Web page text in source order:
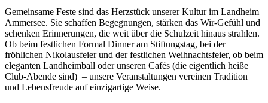
Gemeinsame Feste sind das Herzstück unserer Kultur im Landheim
Ammersee. Sie schaffen Begegnungen, stärken das Wir-Gefühl und
schenken Erinnerungen, die weit über die Schulzeit hinaus strahlen.
Ob beim festlichen Formal Dinner am Stiftungstag, bei der
fröhlichen Nikolausfeier und der festlichen Weihnachtsfeier, ob beim
eleganten Landheimball oder unseren Cafés (die eigentlich heiße
Club-Abende sind) – unsere Veranstaltungen vereinen Tradition
und Lebensfreude auf einzigartige Weise.